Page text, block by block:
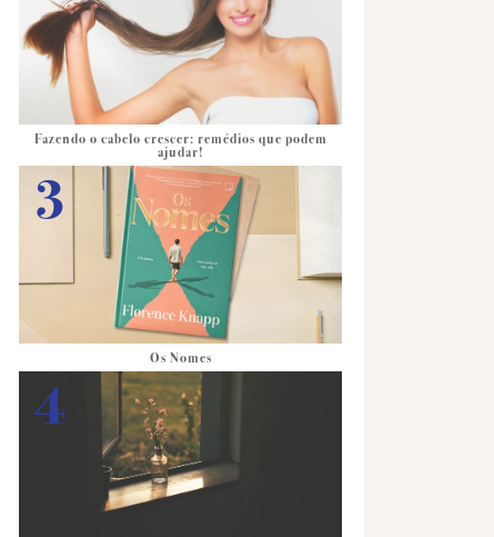
Fazendo o cabelo crescer: remédios que podem
ajudar!
Os Nomes